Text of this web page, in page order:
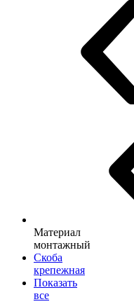
Материал
монтажный
Скоба
крепежная
Показать
все